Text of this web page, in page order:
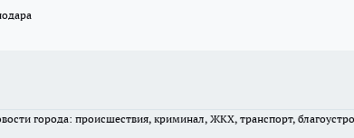
города: происшествия, криминал, ЖКХ, транспорт,